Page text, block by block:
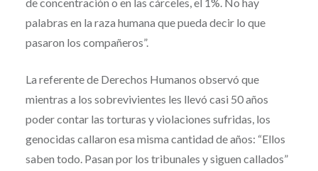
palabras en la raza humana que pueda decir lo que
pasaron los compañeros”.
La referente de Derechos Humanos observó que
mientras a los sobrevivientes les llevó casi 50 años
poder contar las torturas y violaciones sufridas, los
genocidas callaron esa misma cantidad de años: “Ellos
saben todo. Pasan por los tribunales y siguen callados”